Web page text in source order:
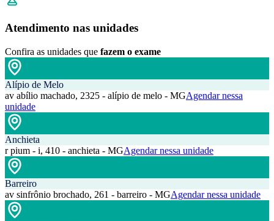
Atendimento nas unidades
Confira as unidades que fazem o exame
Alípio de Melo
av abílio machado, 2325 - alípio de melo - MGAgendar nessa
unidade
Anchieta
r pium - i, 410 - anchieta - MGAgendar nessa unidade
Barreiro
av sinfrônio brochado, 261 - barreiro - MGAgendar nessa unidade